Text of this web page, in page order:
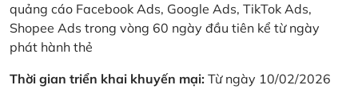
quảng cáo Facebook Ads, Google Ads, TikTok Ads,
Shopee Ads trong vòng 60 ngày đầu tiên kể từ ngày
phát hành thẻ
Thời gian triển khai khuyến mại: Từ ngày 10/02/2026